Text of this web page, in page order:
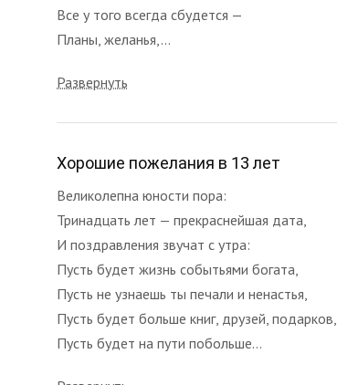
Все у того всегда сбудется —
Планы, желанья,...
Развернуть
Хорошие пожелания в 13 лет
Великолепна юности пора:
Тринадцать лет — прекраснейшая дата,
И поздравления звучат с утра:
Пусть будет жизнь событьями богата,
Пусть не узнаешь ты печали и ненастья,
Пусть будет больше книг, друзей, подарков,
Пусть будет на пути побольше...